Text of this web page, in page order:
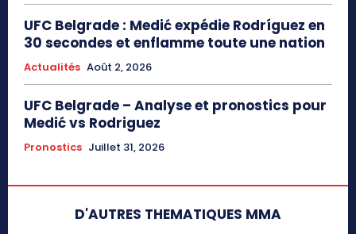
UFC Belgrade : Medić expédie Rodríguez en
30 secondes et enflamme toute une nation
Actualités Août 2, 2026
UFC Belgrade – Analyse et pronostics pour
Medić vs Rodriguez
Pronostics Juillet 31, 2026
D'AUTRES THEMATIQUES MMA